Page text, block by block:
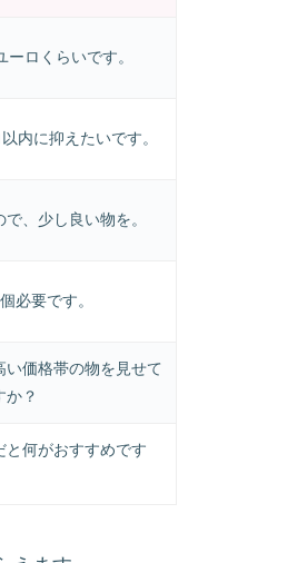
ーロくらいです。
内に抑えたいです。
で、少し良い物を。
必要です。
い価格帯の物を見せて
か？
と何がおすすめです